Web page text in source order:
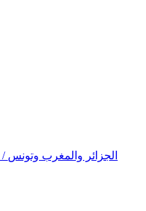
/ الجزائر والمغرب وتونس